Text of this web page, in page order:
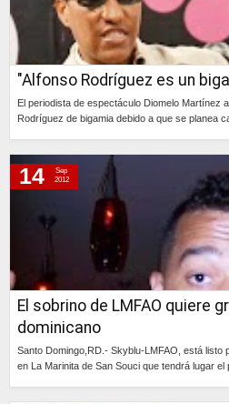
"Alfonso Rodríguez es un
El periodista de espectáculo Diomelo Martínez
Rodríguez de bigamia debido a que se planea
El sobrino de LMFAO quiere
dominicano
Santo Domingo,RD.- Skyblu-LMFAO, está listo
en La Marinita de San Souci que tendrá lugar el
14
Sep
2012